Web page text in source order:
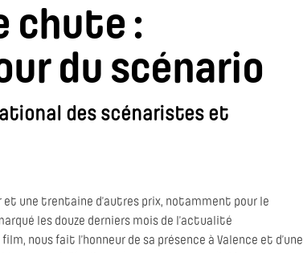
chute :
du scénario
des scénaristes et
et une trentaine d’autres prix, notamment pour le
les douze derniers mois de l’actualité
nous fait l’honneur de sa présence à Valence et d’une